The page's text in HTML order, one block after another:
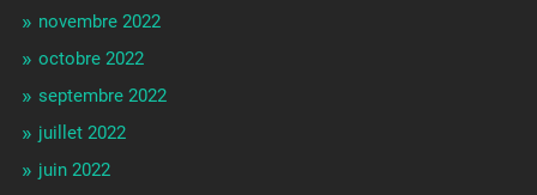
novembre 2022
octobre 2022
septembre 2022
juillet 2022
juin 2022